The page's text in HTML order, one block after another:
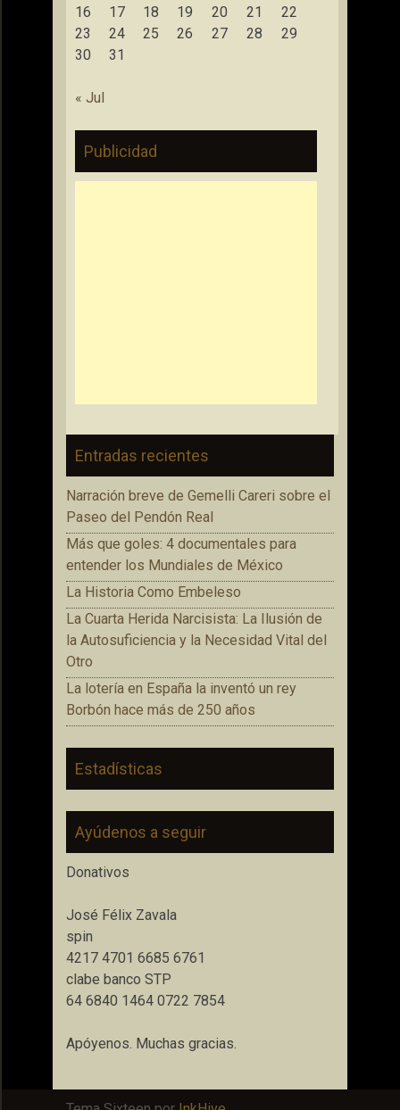
16
17 18 19 20 21
22
23
24 25 26 27 28
29
30
31
« Jul
Publicidad
Entradas recientes
Narración breve de Gemelli Careri sobre el
Paseo del Pendón Real
Más que goles: 4 documentales para
entender los Mundiales de México
La Historia Como Embeleso
La Cuarta Herida Narcisista: La Ilusión de
la Autosuficiencia y la Necesidad Vital del
Otro
La lotería en España la inventó un rey
Borbón hace más de 250 años
Estadísticas
Ayúdenos a seguir
Donativos
José Félix Zavala
spin
4217 4701 6685 6761
clabe banco STP
64 6840 1464 0722 7854
Apóyenos. Muchas gracias.